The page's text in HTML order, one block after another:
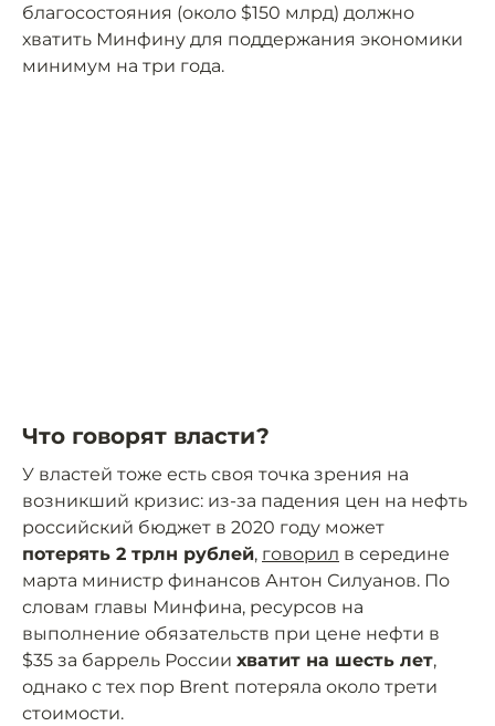
благосостояния (около $150 млрд) должно
хватить Минфину для поддержания экономики
минимум на три года.
Что говорят власти?
У властей тоже есть своя точка зрения на
возникший кризис: из-за падения цен на нефть
российский бюджет в 2020 году может
потерять 2 трлн рублей, говорил в середине
марта министр финансов Антон Силуанов. По
словам главы Минфина, ресурсов на
выполнение обязательств при цене нефти в
$35 за баррель России хватит на шесть лет,
однако с тех пор Brent потеряла около трети
стоимости.